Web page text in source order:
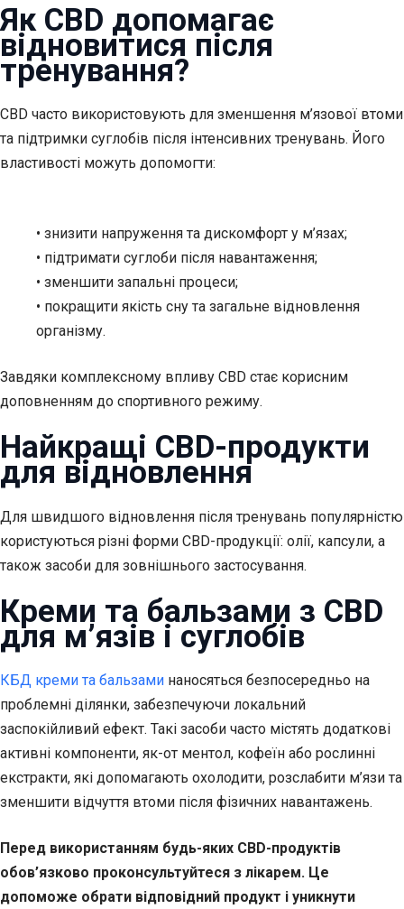
Як CBD допомагає
відновитися після
тренування?
CBD часто використовують для зменшення м’язової втоми
та підтримки суглобів після інтенсивних тренувань. Його
властивості можуть допомогти:
• знизити напруження та дискомфорт у м’язах;
• підтримати суглоби після навантаження;
• зменшити запальні процеси;
• покращити якість сну та загальне відновлення
організму.
Завдяки комплексному впливу CBD стає корисним
доповненням до спортивного режиму.
Найкращі CBD-продукти
для відновлення
Для швидшого відновлення після тренувань популярністю
користуються різні форми CBD-продукції: олії, капсули, а
також засоби для зовнішнього застосування.
Креми та бальзами з CBD
для м’язів і суглобів
КБД креми та бальзами наносяться безпосередньо на
проблемні ділянки, забезпечуючи локальний
заспокійливий ефект. Такі засоби часто містять додаткові
активні компоненти, як-от ментол, кофеїн або рослинні
екстракти, які допомагають охолодити, розслабити м’язи та
зменшити відчуття втоми після фізичних навантажень.
Перед використанням будь-яких CBD-продуктів
обов’язково проконсультуйтеся з лікарем. Це
допоможе обрати відповідний продукт і уникнути